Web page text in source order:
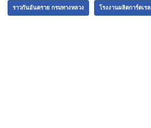
ราวกันอันตราย กรมทางหลวง โรงงานผลิตการ์ดเรล